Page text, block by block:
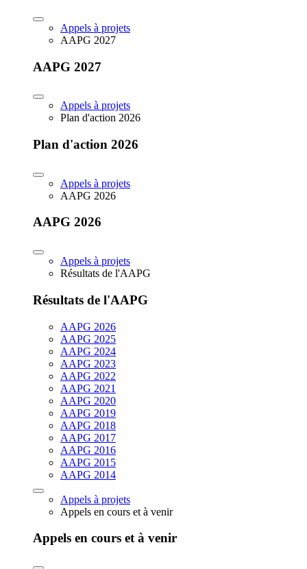
Appels à projets
AAPG 2027
AAPG 2027
Appels à projets
Plan d'action 2026
Plan d'action 2026
Appels à projets
AAPG 2026
AAPG 2026
Appels à projets
Résultats de l'AAPG
Résultats de l'AAPG
AAPG 2026
AAPG 2025
AAPG 2024
AAPG 2023
AAPG 2022
AAPG 2021
AAPG 2020
AAPG 2019
AAPG 2018
AAPG 2017
AAPG 2016
AAPG 2015
AAPG 2014
Appels à projets
Appels en cours et à venir
Appels en cours et à venir